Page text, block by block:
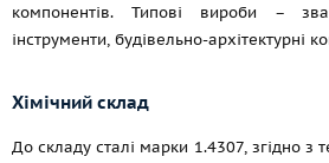
компонентів. Типові вироби –
інструменти, будівельно-архітектурні
Хімічний склад
До складу сталі марки 1.4307, згідно з